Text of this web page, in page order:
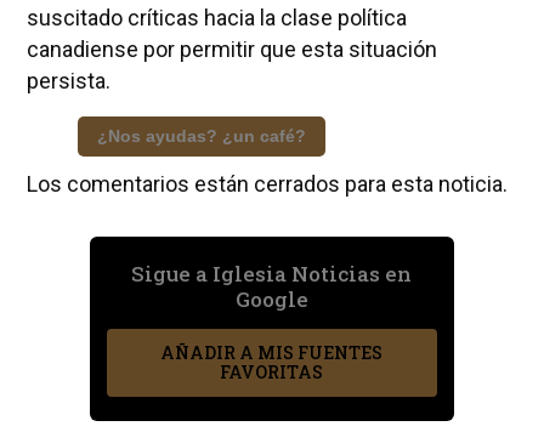
suscitado críticas hacia la clase política
canadiense por permitir que esta situación
persista.
¿Nos ayudas? ¿un café?
Los comentarios están cerrados para esta noticia.
Sigue a Iglesia Noticias en
Google
AÑADIR A MIS FUENTES
FAVORITAS